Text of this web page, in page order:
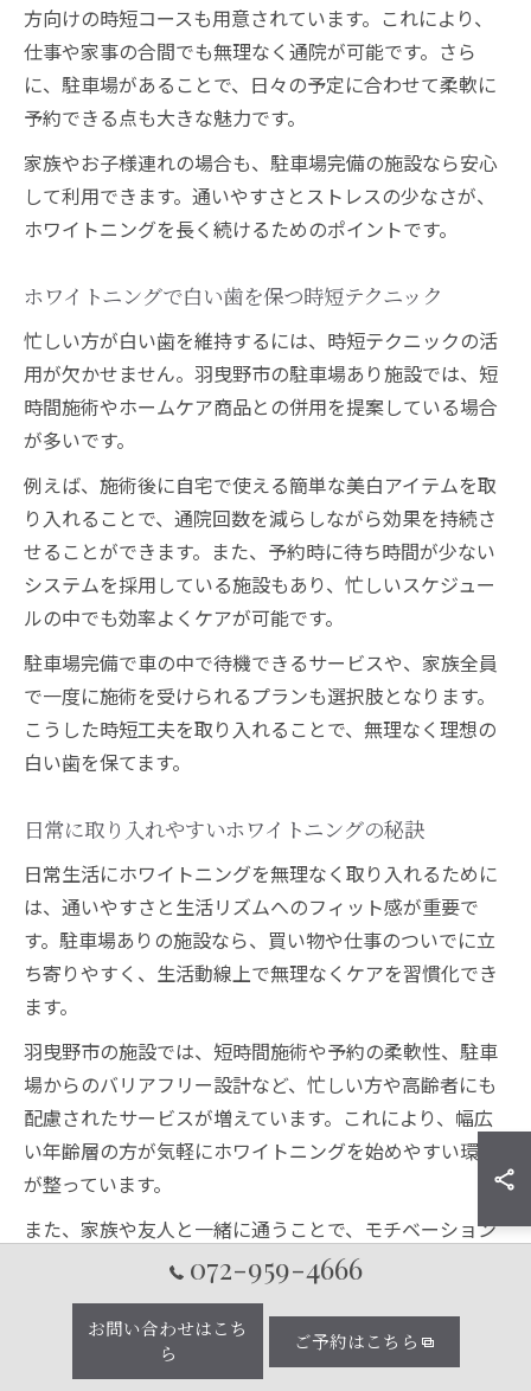
方向けの時短コースも用意されています。これにより、
仕事や家事の合間でも無理なく通院が可能です。さら
に、駐車場があることで、日々の予定に合わせて柔軟に
予約できる点も大きな魅力です。
家族やお子様連れの場合も、駐車場完備の施設なら安心
して利用できます。通いやすさとストレスの少なさが、
ホワイトニングを長く続けるためのポイントです。
ホワイトニングで白い歯を保つ時短テクニック
忙しい方が白い歯を維持するには、時短テクニックの活
用が欠かせません。羽曳野市の駐車場あり施設では、短
時間施術やホームケア商品との併用を提案している場合
が多いです。
例えば、施術後に自宅で使える簡単な美白アイテムを取
り入れることで、通院回数を減らしながら効果を持続さ
せることができます。また、予約時に待ち時間が少ない
システムを採用している施設もあり、忙しいスケジュー
ルの中でも効率よくケアが可能です。
駐車場完備で車の中で待機できるサービスや、家族全員
で一度に施術を受けられるプランも選択肢となります。
こうした時短工夫を取り入れることで、無理なく理想の
白い歯を保てます。
日常に取り入れやすいホワイトニングの秘訣
日常生活にホワイトニングを無理なく取り入れるために
は、通いやすさと生活リズムへのフィット感が重要で
す。駐車場ありの施設なら、買い物や仕事のついでに立
ち寄りやすく、生活動線上で無理なくケアを習慣化でき
ます。
羽曳野市の施設では、短時間施術や予約の柔軟性、駐車
場からのバリアフリー設計など、忙しい方や高齢者にも
配慮されたサービスが増えています。これにより、幅広
い年齢層の方が気軽にホワイトニングを始めやすい環境
が整っています。
また、家族や友人と一緒に通うことで、モチベーション
を維持しやすいのもポイントです。駐車場があれば複数
を習慣化できます。
072-959-4666
お問い合わせはこち
ら
ご予約はこちら